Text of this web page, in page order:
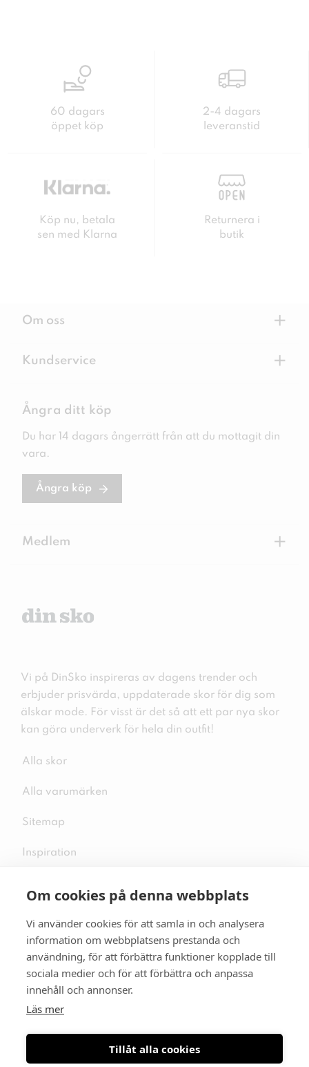
Om cookies på denna webbplats
Vi använder cookies för att samla in och analysera
information om webbplatsens prestanda och
användning, för att förbättra funktioner kopplade till
sociala medier och för att förbättra och anpassa
innehåll och annonser.
Läs mer
Tillåt alla cookies
60 dagars
öppet köp
2-4 dagars
leveranstid
Köp nu, betala
sen med Klarna
Returnera i
butik
Om oss +
Kundservice +
Ångra ditt köp
Du har 14 dagars ångerrätt från att du mottagit din
vara.
Ångra köp
Medlem +
Vi på DinSko inspireras av dagens trender och
erbjuder prisvärda, uppdaterade skor för dig som
älskar mode. För visst är det så att ett par nya skor
kan göra underverk för hela din outfit!
Alla skor
Alla varumärken
Sitemap
Inspiration
Följ oss på sociala medier
Se mer skor: skopunkten.se